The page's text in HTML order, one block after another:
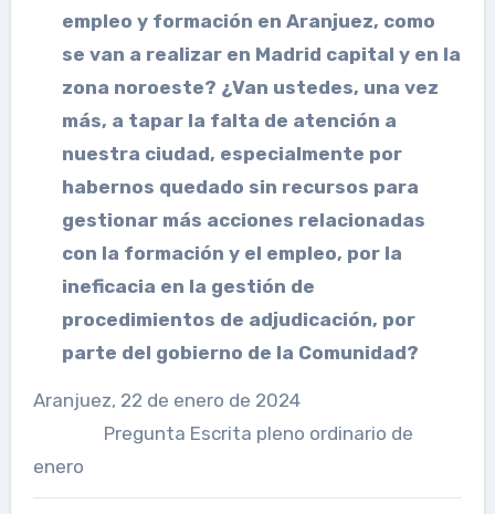
empleo y formación en Aranjuez, como
se van a realizar en Madrid capital y en la
zona noroeste? ¿Van ustedes, una vez
más, a tapar la falta de atención a
nuestra ciudad, especialmente por
habernos quedado sin recursos para
gestionar más acciones relacionadas
con la formación y el empleo, por la
ineficacia en la gestión de
procedimientos de adjudicación, por
parte del gobierno de la Comunidad?
Aranjuez, 22 de enero de 2024
Pregunta Escrita pleno ordinario de
enero